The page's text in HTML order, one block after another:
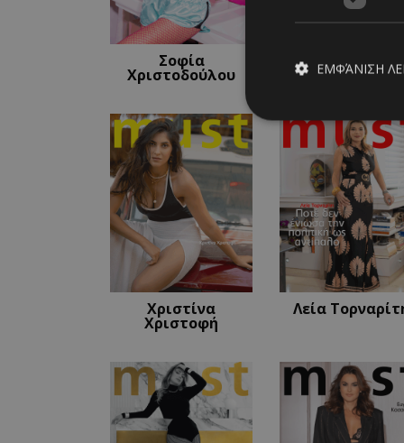
Σοφία
Χριστοδούλου
Αντιγόνη
Νεοφύτου
Χριστίνα
Χριστοφή
Λεία
ΕΜΦΆΝΙΣΗ
Τα απολύτως
διαχείριση
Ονοματεπώνυμο
PinToTopCookie
__cf_bm